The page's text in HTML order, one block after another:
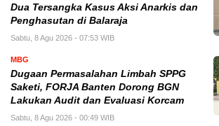
Dua Tersangka Kasus Aksi Anarkis dan
Penghasutan di Balaraja
Sabtu, 8 Agu 2026 - 07:53 WIB
MBG
Dugaan Permasalahan Limbah SPPG
Saketi, FORJA Banten Dorong BGN
Lakukan Audit dan Evaluasi Korcam
Sabtu, 8 Agu 2026 - 00:49 WIB